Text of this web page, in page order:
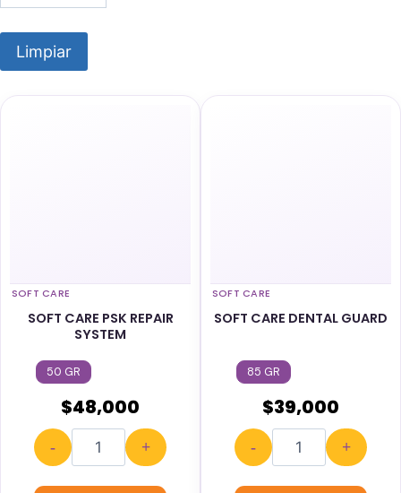
Limpiar
SOFT CARE
SOFT CARE PSK REPAIR
SYSTEM
50 GR
$48,000
- +
SOFT CARE
SOFT CARE DENTAL GUARD
85 GR
$39,000
- +